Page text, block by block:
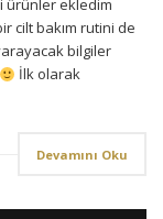
ürünler ekledim
cilt bakım rutini de
bilgiler
İlk olarak
Devamını Oku